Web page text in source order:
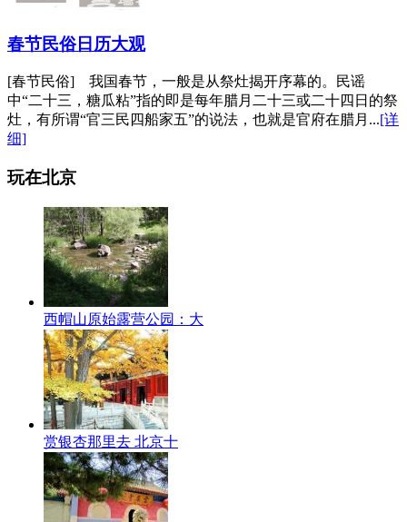
春节民俗日历大观
[春节民俗] 我国春节，一般是从祭灶揭开序幕的。民谣
中“二十三，糖瓜粘”指的即是每年腊月二十三或二十四日的祭
灶，有所谓“官三民四船家五”的说法，也就是官府在腊月...[详
细]
玩在北京
西帽山原始露营公园：大
赏银杏那里去 北京十